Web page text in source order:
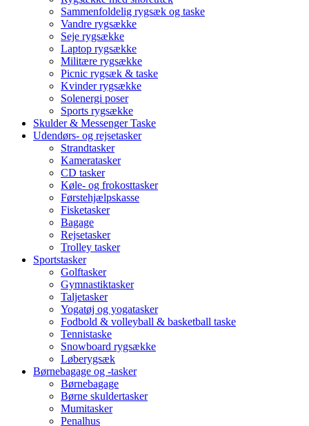
Sammenfoldelig rygsæk og taske
Vandre rygsække
Seje rygsække
Laptop rygsække
Militære rygsække
Picnic rygsæk & taske
Kvinder rygsække
Solenergi poser
Sports rygsække
Skulder & Messenger Taske
Udendørs- og rejsetasker
Strandtasker
Kameratasker
CD tasker
Køle- og frokosttasker
Førstehjælpskasse
Fisketasker
Bagage
Rejsetasker
Trolley tasker
Sportstasker
Golftasker
Gymnastiktasker
Taljetasker
Yogatøj og yogatasker
Fodbold & volleyball & basketball taske
Tennistaske
Snowboard rygsække
Løberygsæk
Børnebagage og -tasker
Børnebagage
Børne skuldertasker
Mumitasker
Penalhus